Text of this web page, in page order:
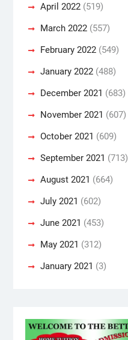
April 2022(519)
March 2022(557)
February 2022(549)
January 2022(488)
December 2021 (683)
November 2021 (607)
October 2021 (609)
September 2021 (713)
August 2021 (664)
July 2021 (602)
June 2021 (453)
May 2021 (312)
January 2021 (3)